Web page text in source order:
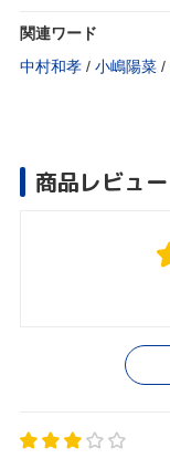
関連ワード
中村和孝 / 小嶋陽菜 /
商品レビュー